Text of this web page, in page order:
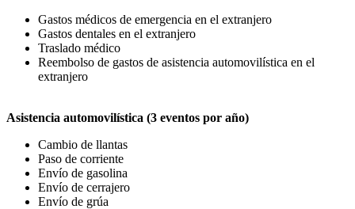
Gastos médicos de emergencia en el extranjero
Gastos dentales en el extranjero
Traslado médico
Reembolso de gastos de asistencia automovilística en el
extranjero
Asistencia automovilística (3 eventos por año)
Cambio de llantas
Paso de corriente
Envío de gasolina
Envío de cerrajero
Envío de grúa